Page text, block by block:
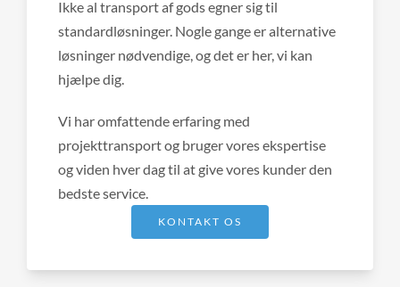
Ikke al transport af gods egner sig til
standardløsninger. Nogle gange er alternative
løsninger nødvendige, og det er her, vi kan
hjælpe dig.
Vi har omfattende erfaring med
projekttransport og bruger vores ekspertise
og viden hver dag til at give vores kunder den
bedste service.
KONTAKT OS